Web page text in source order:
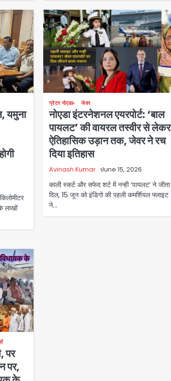
यमुना
लाखों
ग्रेटर नोएडा जेवर
नोएडा इंटरनेशनल एयरपोर्ट: ‘बाल
पायलट’ की वायरल तस्वीर से लेकर
ऐतिहासिक उड़ान तक, जेवर ने रच
दिया इतिहास
Avinash Kumar June 15, 2026
काली स्कर्ट और सफेद शर्ट में नन्ही ‘पायलट’ ने जीता
दिल, 15 जून को इंडिगो की पहली कमर्शियल फ्लाइट
ने…
पर
पर,